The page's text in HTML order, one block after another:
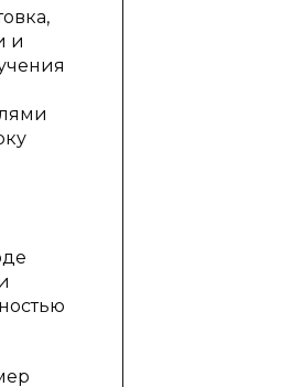
и